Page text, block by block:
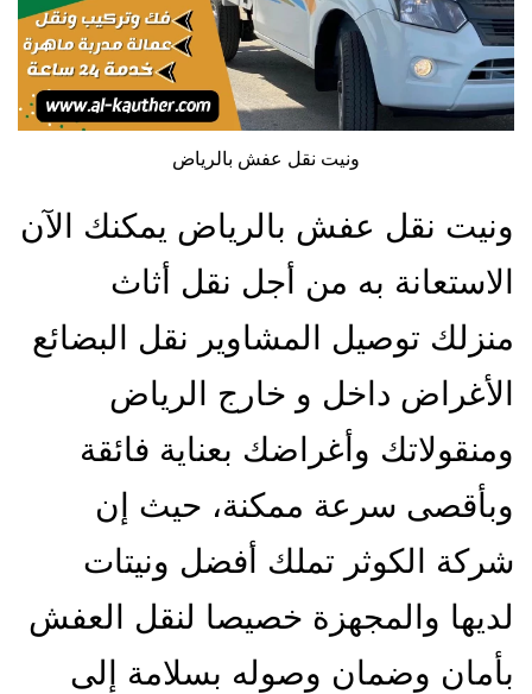
ونيت نقل عفش بالرياض
ونيت نقل عفش بالرياض يمكنك الآن
الاستعانة به من أجل نقل أثاث
منزلك توصيل المشاوير نقل البضائع
الأغراض داخل و خارج الرياض
ومنقولاتك وأغراضك بعناية فائقة
وبأقصى سرعة ممكنة، حيث إن
شركة الكوثر تملك أفضل ونيتات
لديها والمجهزة خصيصا لنقل العفش
بأمان وضمان وصوله بسلامة إلى